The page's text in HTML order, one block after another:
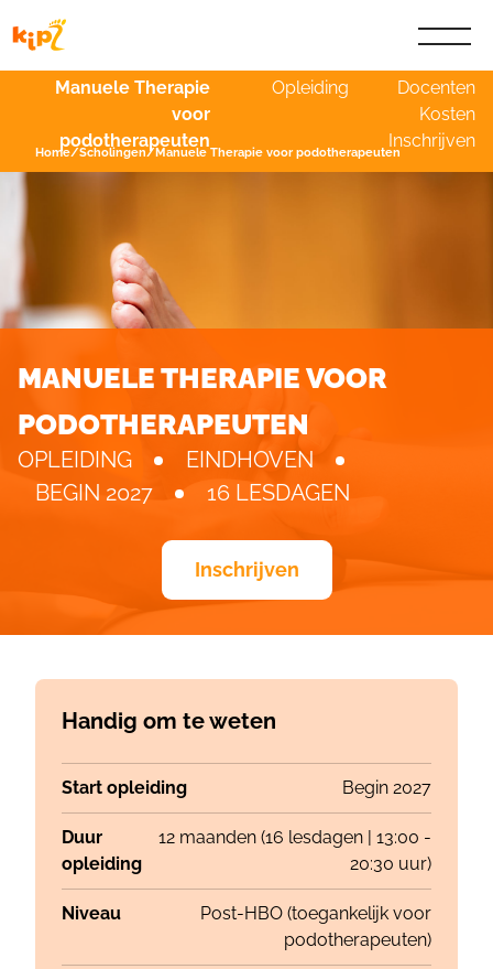
Home/Scholingen/Manuele Therapie voor podotherapeuten
Manuele Therapie
voor
podotherapeuten
Opleiding
Docenten
Kosten
Inschrijven
MANUELE THERAPIE VOOR
PODOTHERAPEUTEN
OPLEIDING
EINDHOVEN
BEGIN 2027
16 LESDAGEN
Inschrijven
Handig om te weten
Start opleiding Begin 2027
Duur
opleiding
12 maanden (16 lesdagen | 13:00 -
20:30 uur)
Niveau
Post-HBO (toegankelijk voor
podotherapeuten)